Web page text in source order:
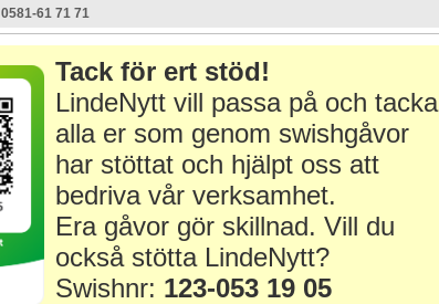
0581-61 71 71
Tack för ert stöd!
LindeNytt vill passa på och tacka
alla er som genom swishgåvor
har stöttat och hjälpt oss att
bedriva vår verksamhet.
Era gåvor gör skillnad. Vill du
också stötta LindeNytt?
Swishnr: 123-053 19 05